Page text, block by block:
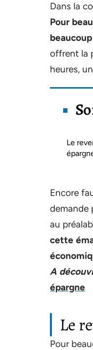
Dans la
Pour
offrent la
heures,
Le
Encore
demande
au
cette
A
épargne
Le
Pour